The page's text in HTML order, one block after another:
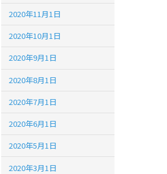
2020年11月1日
2020年10月1日
2020年9月1日
2020年8月1日
2020年7月1日
2020年6月1日
2020年5月1日
2020年3月1日